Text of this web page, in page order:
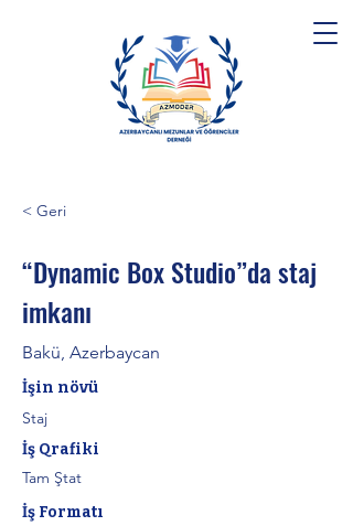
< Geri
“Dynamic Box Studio”da staj
imkanı
Bakü, Azerbaycan
İşin növü
Staj
İş Qrafiki
Tam Ştat
İş Formatı